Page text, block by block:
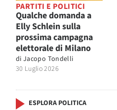
PARTITI E POLITICI
Qualche domanda a
Elly Schlein sulla
prossima campagna
elettorale di Milano
di Jacopo Tondelli
30 Luglio 2026
ESPLORA POLITICA